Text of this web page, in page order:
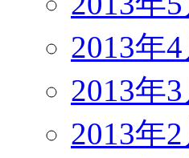
2013年
2013年
2013年